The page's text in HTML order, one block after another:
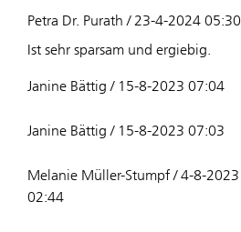
Petra Dr. Purath / 23-4-2024 05:30
Ist sehr sparsam und ergiebig.
Janine Bättig / 15-8-2023 07:04
Janine Bättig / 15-8-2023 07:03
Melanie Müller-Stumpf / 4-8-2023
02:44